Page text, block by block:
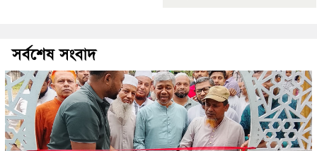
সর্বশেষ সংবাদ